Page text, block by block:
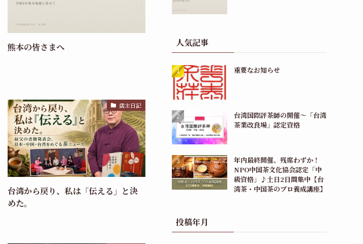
熊本の皆さまへ
店主日記
台湾から戻り、私は「伝える」と決
めた。
人気記事
重要なお知らせ
台湾国際評茶師の開催〜「台湾
茶業改良場」認定資格
年内最終開催、残席わずか！
NPO中国茶文化協会認定「中
級資格」♪土日2日間集中【台
湾茶・中国茶のプロ養成講座】
投稿年月